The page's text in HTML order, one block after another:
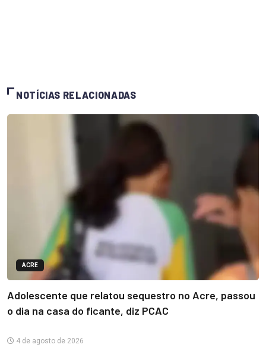
NOTÍCIAS RELACIONADAS
ACRE
Adolescente que relatou sequestro no Acre, passou
o dia na casa do ficante, diz PCAC
4 de agosto de 2026